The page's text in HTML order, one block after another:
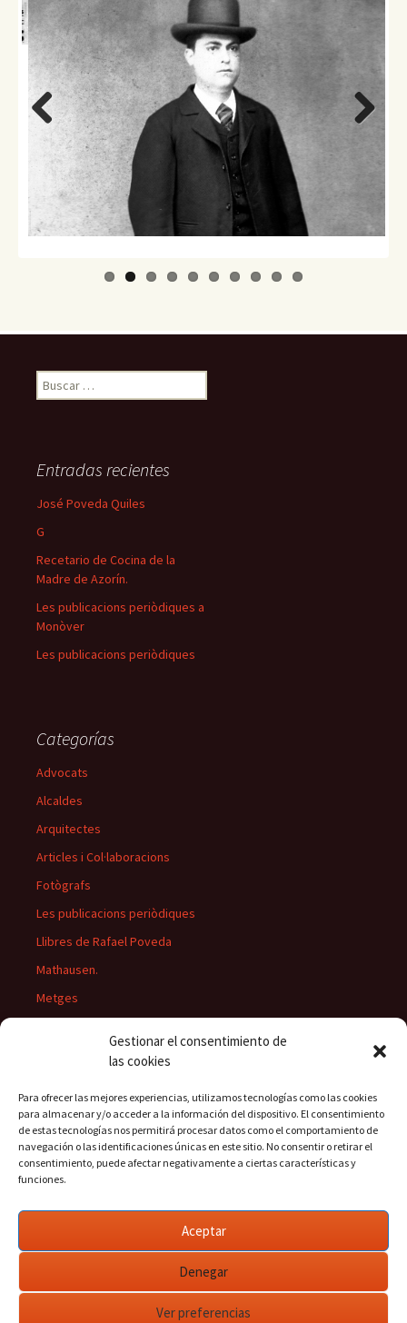
Gestionar el consentimiento de
las cookies
Para ofrecer las mejores experiencias, utilizamos tecnologías como las cookies
para almacenar y/o acceder a la información del dispositivo. El consentimiento
de estas tecnologías nos permitirá procesar datos como el comportamiento de
navegación o las identificaciones únicas en este sitio. No consentir o retirar el
consentimiento, puede afectar negativamente a ciertas características y
funciones.
Aceptar
Denegar
Ver preferencias
Previo
Buscar:
Entradas recientes
José Poveda Quiles
G
Recetario de Cocina de la
Madre de Azorín.
Les publicacions periòdiques a
Monòver
Les publicacions periòdiques
Categorías
Advocats
Alcaldes
Arquitectes
Articles i Col·laboracions
Fotògrafs
Les publicacions periòdiques
Llibres de Rafael Poveda
Mathausen.
Metges
Presidents del Casino
Rectors